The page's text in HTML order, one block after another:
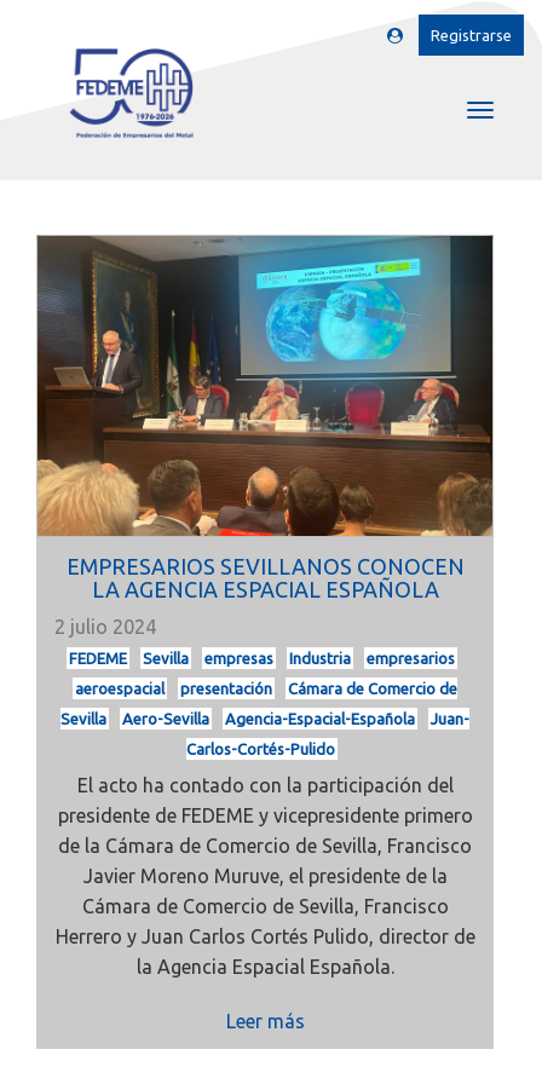
Registrarse
EMPRESARIOS SEVILLANOS CONOCEN
LA AGENCIA ESPACIAL ESPAÑOLA
2 julio 2024
FEDEME Sevilla empresas Industria
empresarios
aeroespacial
presentación
Cámara de Comercio de
Sevilla
Aero-Sevilla Agencia-Espacial-Española
Juan-
Carlos-Cortés-Pulido
El acto ha contado con la participación del
presidente de FEDEME y vicepresidente primero
de la Cámara de Comercio de Sevilla, Francisco
Javier Moreno Muruve, el presidente de la
Cámara de Comercio de Sevilla, Francisco
Herrero y Juan Carlos Cortés Pulido, director de
la Agencia Espacial Española.
Leer más